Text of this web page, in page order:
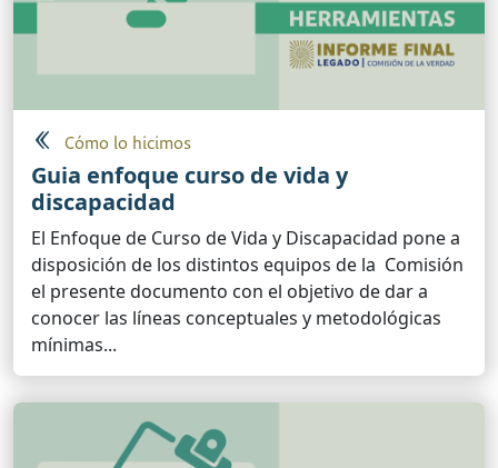
Cómo lo hicimos
Guia enfoque curso de vida y
discapacidad
El Enfoque de Curso de Vida y Discapacidad pone a
disposición de los distintos equipos de la Comisión
el presente documento con el objetivo de dar a
conocer las líneas conceptuales y metodológicas
mínimas...